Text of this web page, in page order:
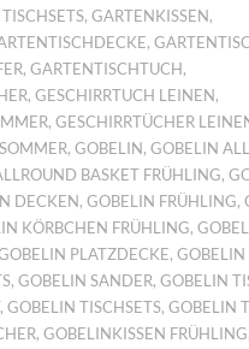
,GARTENKISSEN ,
,
,GARTENTISCHTUCH ,
,GESCHIRRTUCH LEINEN ,
,GESCHIRRTÜCHER
,GOBELIN ,GOBELIN
BASKET FRÜHLING,
DECKEN ,GOBELIN FRÜHLING,
KÖRBCHEN FRÜHLING,
PLATZDECKE,GOBELIN
,GOBELIN SANDER,GOBELIN
,GOBELIN TISCHSETS,GOBELIN
,GOBELINKISSEN FRÜHLING